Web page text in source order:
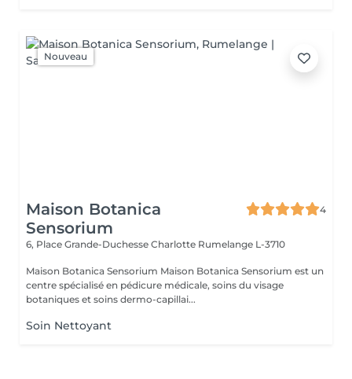
Nouveau
Maison Botanica
Sensorium
4
6, Place Grande-Duchesse Charlotte Rumelange L-3710
Maison Botanica Sensorium Maison Botanica Sensorium est un
centre spécialisé en pédicure médicale, soins du visage
botaniques et soins dermo-capillai...
Soin Nettoyant